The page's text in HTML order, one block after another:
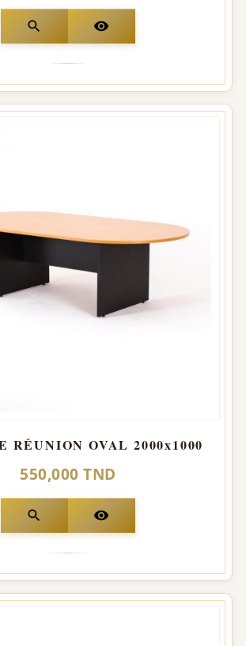
search visibility
RÉUNION OVAL 2000x1000
550,000 TND
search visibility